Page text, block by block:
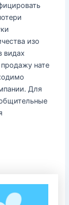
изо
видах
нате
Для